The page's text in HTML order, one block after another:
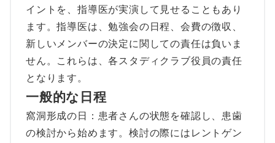
イントを、指導医が実演して見せることもあり
ます。指導医は、勉強会の日程、会費の徴収、
新しいメンバーの決定に関しての責任は負いま
せん。これらは、各スタディクラブ役員の責任
となります。
一般的な日程
窩洞形成の日：患者さんの状態を確認し、患歯
の検討から始めます。検討の際にはレントゲン